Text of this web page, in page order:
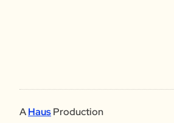
AHausProduction